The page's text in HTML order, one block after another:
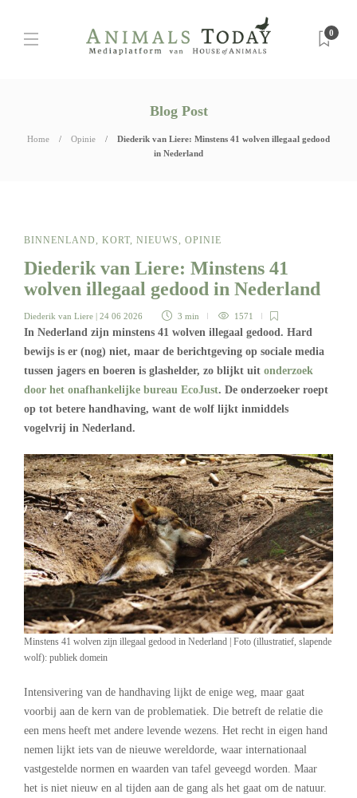
0
Blog Post
Home Opinie
Diederik van Liere: Minstens 41 wolven illegaal gedood
in Nederland
BINNENLAND, KORT, NIEUWS, OPINIE
Diederik van Liere: Minstens 41
wolven illegaal gedood in Nederland
Diederik van Liere | 24 06 2026 3 min 1571
In Nederland zijn minstens 41 wolven illegaal gedood. Hard
bewijs is er (nog) niet, maar de berichtgeving op sociale media
tussen jagers en boeren is glashelder, zo blijkt uit onderzoek
door het onafhankelijke bureau EcoJust. De onderzoeker roept
op tot betere handhaving, want de wolf lijkt inmiddels
vogelvrij in Nederland.
Minstens 41 wolven zijn illegaal gedood in Nederland | Foto (illustratief, slapende
wolf): publiek domein
Intensivering van de handhaving lijkt de enige weg, maar gaat
voorbij aan de kern van de problematiek. Die betreft de relatie die
een mens heeft met andere levende wezens. Het recht in eigen hand
nemen lijkt iets van de nieuwe wereldorde, waar internationaal
vastgestelde normen en waarden van tafel geveegd worden. Maar
het is niet nieuw en al tijden aan de gang als het gaat om de natuur.